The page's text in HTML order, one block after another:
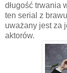
długość trwania
ten serial z
uważany jest za
aktorów.